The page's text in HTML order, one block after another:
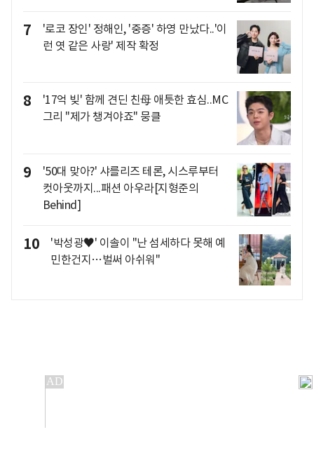
7
'로코 장인' 정해인, '중증' 하영 만났다..'이
런 엿 같은 사랑' 제작 확정
8
'17억 빚' 함께 견딘 친母 애틋한 효심..MC
그리 "제가 챙겨야죠" 뭉클
9
'50대 맞아?' 샤를리즈 테론, 시스루부터
컷아웃까지...패션 아우라[지형준의
Behind]
10
'박성광♥' 이솔이 "난 섬세하다 못해 예
민한건지…벌써 아쉬워"